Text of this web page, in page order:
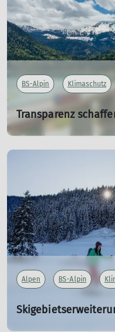
mehr erfahren
BS-Alpin Klimaschutz
Transparenz
2024 wird unser
bilanzieren. Wie wir
Lavon.
mehr erfahren
Alpen BS-Alpin
Wie geht es weiter?